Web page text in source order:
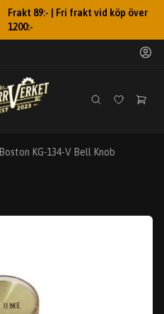
Frakt 89:- | Fri frakt vid köp över
1200:-
Boston KG-134-V Bell Knob